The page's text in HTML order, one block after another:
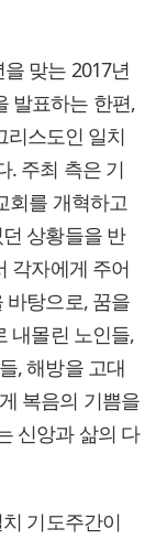
맞는 2017년
발표하는 한편,
리스도인 일치
. 주최 측은 기
회를 개혁하고
상황들을 반
각자에게 주어
바탕으로, 꿈을
내몰린 노인들,
, 해방을 고대
복음의 기쁨을
신앙과 삶의 다
기도주간이